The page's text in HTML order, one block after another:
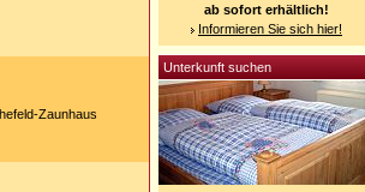
Zaunhaus
ab sofort erhältlich!
Informieren Sie sich hier!
Unterkunft suchen